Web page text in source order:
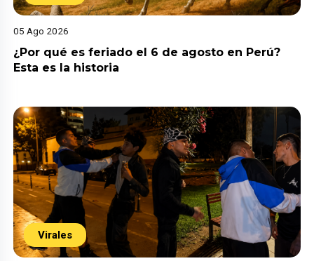
05 Ago 2026
¿Por qué es feriado el 6 de agosto en Perú?
Esta es la historia
Virales